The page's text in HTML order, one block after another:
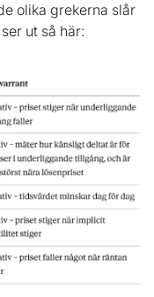
olika grekerna slår
ut så här: